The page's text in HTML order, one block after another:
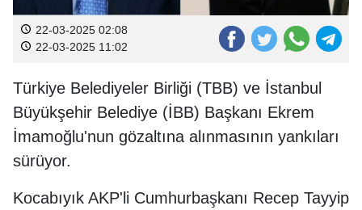
22-03-2025 02:08
22-03-2025 11:02
Türkiye Belediyeler Birliği (TBB) ve İstanbul
Büyükşehir Belediye (İBB) Başkanı Ekrem
İmamoğlu'nun gözaltına alınmasının yankıları
sürüyor.
Kocabıyık AKP'li Cumhurbaşkanı Recep Tayyip